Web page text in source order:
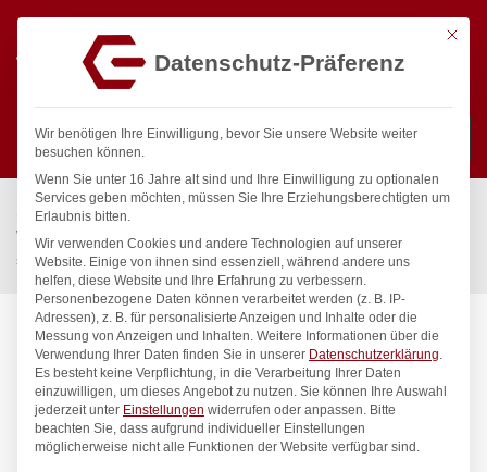
Suchen
Start / Gastronomiebedarf & Gastro Geräte für Profis
Wassertechnik
Wellnes
spa Kneipp’sche Garnitur 3/4″ Ø 27mm 3/4″ ÜM
Mit
Datenschutz-Präferenz
Wir benötigen Ihre Einwilligung, bevor Sie unsere Website weiter
besuchen können.
Wenn Sie unter 16 Jahre alt sind und Ihre Einwilligung zu optionalen
Services geben möchten, müssen Sie Ihre Erziehungsberechtigten um
Erlaubnis bitten.
Wir verwenden Cookies und andere Technologien auf unserer
Website. Einige von ihnen sind essenziell, während andere uns
helfen, diese Website und Ihre Erfahrung zu verbessern.
Personenbezogene Daten können verarbeitet werden (z. B. IP-
Adressen), z. B. für personalisierte Anzeigen und Inhalte oder die
Messung von Anzeigen und Inhalten. Weitere Informationen über die
Verwendung Ihrer Daten finden Sie in unserer Datenschutzerklärung.
Es besteht keine Verpflichtung, in die Verarbeitung Ihrer Daten
einzuwilligen, um dieses Angebot zu nutzen. Sie können Ihre Auswahl
jederzeit unter Einstellungen widerrufen oder anpassen. Bitte
beachten Sie, dass aufgrund individueller Einstellungen
möglicherweise nicht alle Funktionen der Website verfügbar sind.